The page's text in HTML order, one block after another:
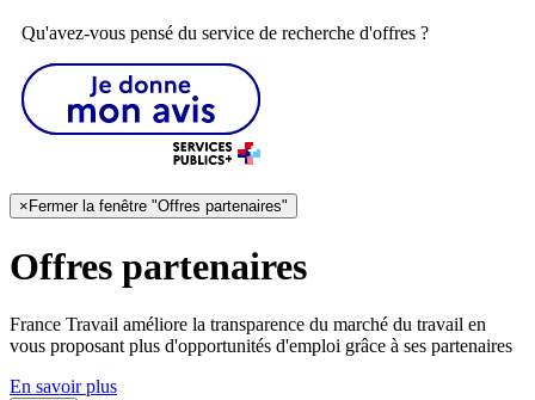
Qu'avez-vous pensé du service de recherche d'offres ?
× Fermer la fenêtre "Offres partenaires"
Offres partenaires
France Travail améliore la transparence du marché du travail en
vous proposant plus d'opportunités d'emploi grâce à ses partenaires
En savoir plus